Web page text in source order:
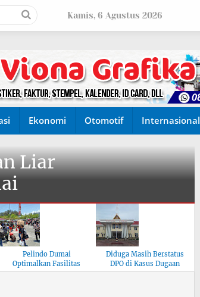
Kamis, 6 Agustus 2026
Ekonomi Otomotif Internasional
Liar
Pelindo Dumai
Optimalkan Fasilitas
untuk Kenyamanan Arus
Diduga Masih Berstatus
DPO di Kasus Dugaan
Pemalsuan Paspor, Polres